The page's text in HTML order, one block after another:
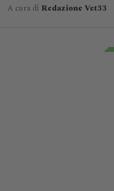
A cura di Redazione Vet33